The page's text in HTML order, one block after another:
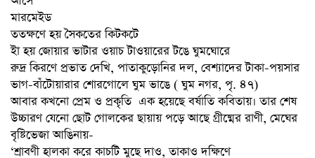
মারমেইড
ততক্ষণে হয় সৈকতের কিটকটে
ইা হয় জোয়ার ভাটার ওয়াচ টাওয়ারের টঙে ঘুমঘোরে
রুদ্র কিরণে প্রভাত দেখি, পাতাকুড়োনির দল, বেশ্যাদের টাকা-পয়সার
ভাগ-বাঁটোয়ারার শোরগোলে ঘুম ভাঙে ( ঘুম নগর, পৃ. ৪৭)
আবার কখনো প্রেম ও প্রকৃতি এক হয়েছে বর্ষাতি কবিতায়। তার শেষ
উচ্চারণ যেনো ছোট গোলকের ছায়ায় পড়ে আছে গ্রীষ্মের রাণী, মেঘের
বৃষ্টিভেজা আঙিনায়-
‘শ্রাবণী হালকা করে কাচটি মুছে দাও, তাকাও দক্ষিণে